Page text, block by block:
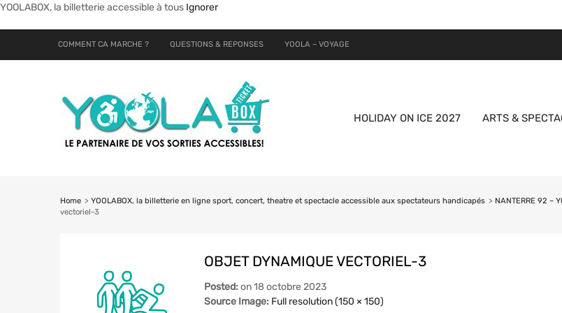
YOOLABOX, la billetterie accessible à tous Ignorer
COMMENT CA MARCHE ? QUESTIONS & REPONSES YOOLA – VOYAGE
HOLIDAY ON ICE 2027 ARTS &
Home > YOOLABOX, la billetterie en ligne sport, concert, theatre et spectacle accessible aux spectateurs handicapés > NANTERRE 92 –
vectoriel-3
OBJET DYNAMIQUE VECTORIEL-3
Posted: on18 octobre 2023
Source Image: Full resolution (150 × 150)